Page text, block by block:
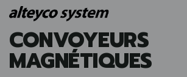
CONVOYEURS
MAGNÉTIQUES